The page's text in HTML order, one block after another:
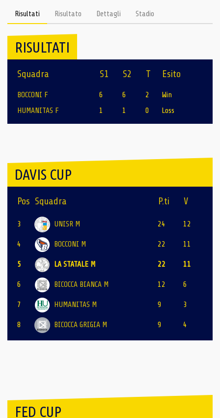
Risultati Risultato Dettagli Stadio
RISULTATI
Squadra S1 S2 T Esito
BOCCONI F 6 6 2
Win
HUMANITAS F
1 1 0 Loss
DAVIS CUP
Pos Squadra P.ti V
3 UNISR M 24 12
4 BOCCONI M 22 11
5 LA STATALE M 22 11
6 BICOCCA BIANCA M 12 6
7 HUMANITAS M 9 3
8 BICOCCA GRIGIA M 9 4
FED CUP